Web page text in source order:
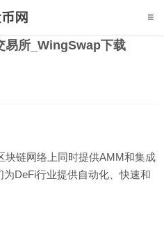
所_WingSwap下载
块链网络上同时提供AMM和集成
DeFi行业提供自动化、快速和